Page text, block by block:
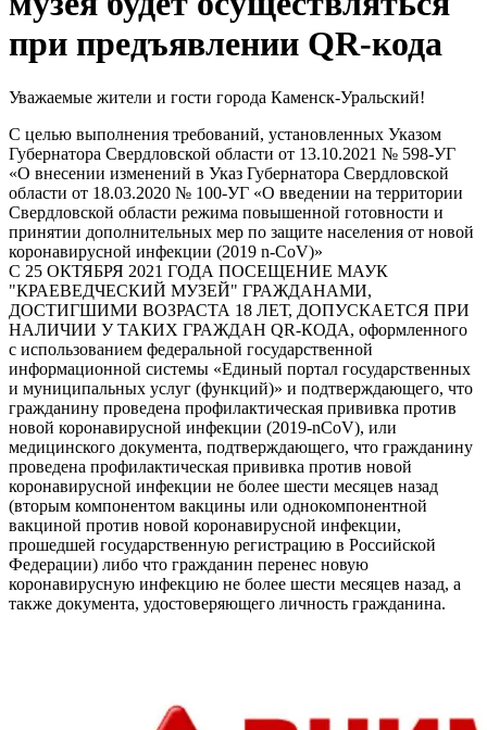
при предъявлении QR-кода
Уважаемые жители и гости города Каменск-Уральский!
С целью выполнения требований, установленных Указом
Губернатора Свердловской области от 13.10.2021 № 598-УГ
«О внесении изменений в Указ Губернатора Свердловской
области от 18.03.2020 № 100-УГ «О введении на территории
Свердловской области режима повышенной готовности и
принятии дополнительных мер по защите населения от новой
коронавирусной инфекции (2019 n-CoV)»
С 25 ОКТЯБРЯ 2021 ГОДА ПОСЕЩЕНИЕ МАУК
"КРАЕВЕДЧЕСКИЙ МУЗЕЙ" ГРАЖДАНАМИ,
ДОСТИГШИМИ ВОЗРАСТА 18 ЛЕТ, ДОПУСКАЕТСЯ ПРИ
НАЛИЧИИ У ТАКИХ ГРАЖДАН QR-КОДА, оформленного
с использованием федеральной государственной
информационной системы «Единый портал государственных
и муниципальных услуг (функций)» и подтверждающего, что
гражданину проведена профилактическая прививка против
новой коронавирусной инфекции (2019-nCoV), или
медицинского документа, подтверждающего, что гражданину
проведена профилактическая прививка против новой
коронавирусной инфекции не более шести месяцев назад
(вторым компонентом вакцины или однокомпонентной
вакциной против новой коронавирусной инфекции,
прошедшей государственную регистрацию в Российской
Федерации) либо что гражданин перенес новую
коронавирусную инфекцию не более шести месяцев назад, а
также документа, удостоверяющего личность гражданина.